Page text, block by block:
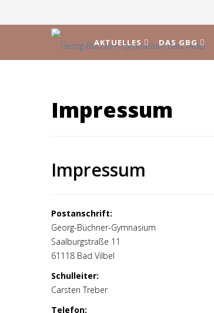
AKTUELLES DAS GBG
Impressum
Impressum
Postanschrift:
Georg-Büchner-Gymnasium
Saalburgstraße 11
61118 Bad Vilbel
Schulleiter:
Carsten Treber
Telefon: